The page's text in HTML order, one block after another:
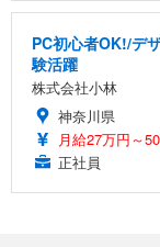
PC初心者OK!/デ
験活躍
株式会社小林
神奈川県
月給27万円～
正社員